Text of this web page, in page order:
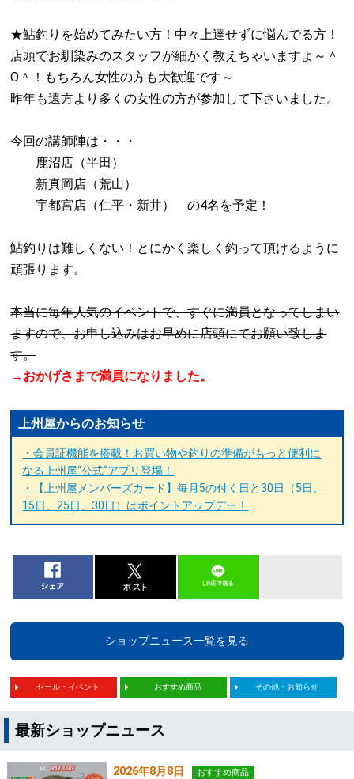
★鮎釣りを始めてみたい方！中々上達せずに悩んでる方！
店頭でお馴染みのスタッフが細かく教えちゃいますよ～＾
O＾！もちろん女性の方も大歓迎です～
昨年も遠方より多くの女性の方が参加して下さいました。
今回の講師陣は・・・
鹿沼店（半田）
新真岡店（荒山）
宇都宮店（仁平・新井） の4名を予定！
鮎釣りは難しくない！とにかく楽しく釣って頂けるように
頑張ります。
本当に毎年人気のイベントで、すぐに満員となってしまい
ますので、お申し込みはお早めに店頭にてお願い致しま
す。
→ おかげさまで満員になりました。
上州屋からのお知らせ
・会員証機能を搭載！お買い物や釣りの準備がもっと便利に
なる上州屋“公式”アプリ登場！
・【上州屋メンバーズカード】毎月5の付く日と30日（5日、
15日、25日、30日）はポイントアップデー！
ショップニュース一覧を見る
セール・イベント おすすめ商品 その他・お知らせ
最新ショップニュース
2026年8月8日 おすすめ商品